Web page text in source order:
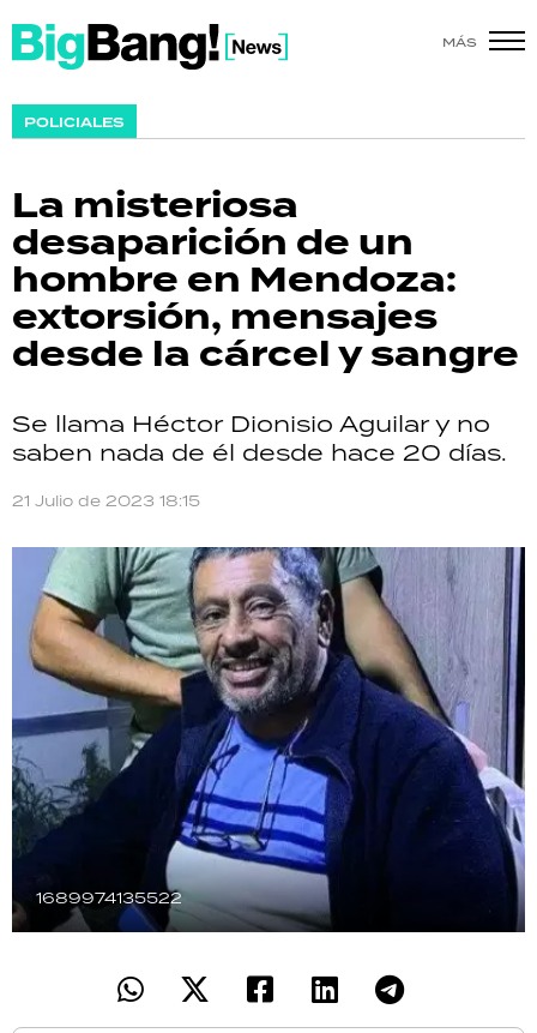
MÁS
POLICIALES
La misteriosa
desaparición de un
hombre en Mendoza:
extorsión, mensajes
desde la cárcel y sangre
Se llama Héctor Dionisio Aguilar y no
saben nada de él desde hace 20 días.
21 Julio de 2023 18:15
1689974135522
SHOW
ACTUALIDAD
POLICIALES
ECONOMÍA
SALUD
DEPORTES
TECNOLOGÍA
RECETAS
PALABRAS
HORÓSCOPO
Seguinos